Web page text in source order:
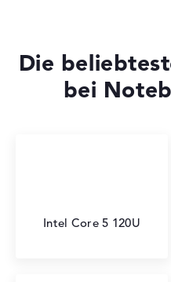
Die
bei
Intel Core 5 120U